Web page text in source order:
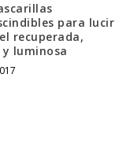
para lucir
recuperada,
luminosa